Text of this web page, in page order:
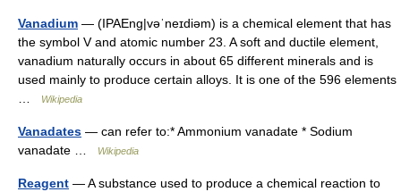
Vanadium — (IPAEng|vəˈneɪdiəm) is a chemical element that has
the symbol V and atomic number 23. A soft and ductile element,
vanadium naturally occurs in about 65 different minerals and is
used mainly to produce certain alloys. It is one of the 596 elements
Wikipedia
Vanadates — can refer to:* Ammonium vanadate * Sodium
vanadate …
Wikipedia
Reagent — A substance used to produce a chemical reaction to